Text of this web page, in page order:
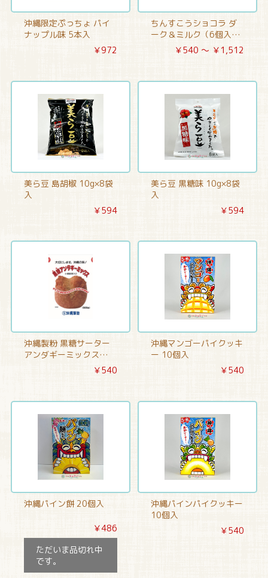
沖縄限定ぷっちょ パイ
ナップル味 5本入
￥972
ちんすこうショコラ ダ
ーク＆ミルク（6個入・
20個入） ファッション
￥540 ～ ￥1,512
美ら豆 島胡椒 10g×8袋
入
￥594
美ら豆 黒糖味 10g×8袋
入
￥594
沖縄製粉 黒糖サーター
アンダギーミックス
￥540
沖縄マンゴーパイクッキ
ー 10個入
￥540
沖縄パイン餅 20個入
￥486
ただいま品切れ中
です。
沖縄パインパイクッキー
10個入
￥540